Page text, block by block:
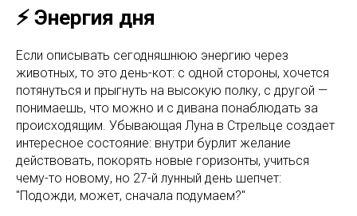
⚡️ Энергия дня
Если описывать сегодняшнюю энергию через
животных, то это день-кот: с одной стороны, хочется
потянуться и прыгнуть на высокую полку, с другой —
понимаешь, что можно и с дивана понаблюдать за
происходящим. Убывающая Луна в Стрельце создает
интересное состояние: внутри бурлит желание
действовать, покорять новые горизонты, учиться
чему-то новому, но 27-й лунный день шепчет:
"Подожди, может, сначала подумаем?"